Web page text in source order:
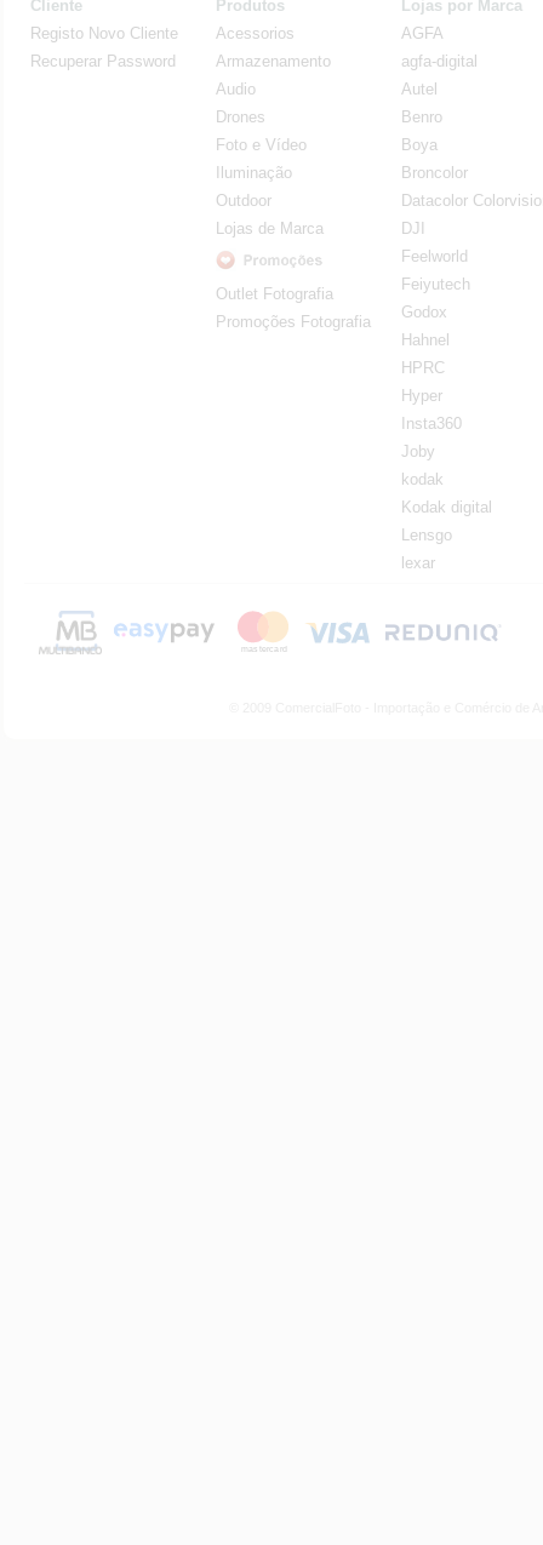
Cliente
Registo Novo Cliente
Recuperar Password
Produtos
Acessorios
Armazenamento
Audio
Drones
Foto e Vídeo
Iluminação
Outdoor
Lojas de Marca
Outlet Fotografia
Promoções Fotografia
Lojas por Marca
AGFA
agfa-digital
Autel
Benro
Boya
Broncolor
Datacolor
DJI
Feelworld
Feiyutech
Godox
Hahnel
HPRC
Hyper
Insta360
Joby
kodak
Kodak digital
Lensgo
lexar